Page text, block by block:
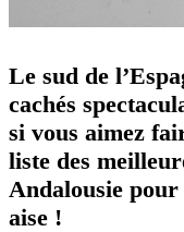
Le sud de
cachés
si vous aimez
liste des
Andalousie
aise !